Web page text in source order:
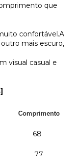
que
confortável.A
mais escuro,
visual casual e
Comprimento
68